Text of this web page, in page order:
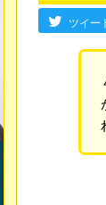
ツイー